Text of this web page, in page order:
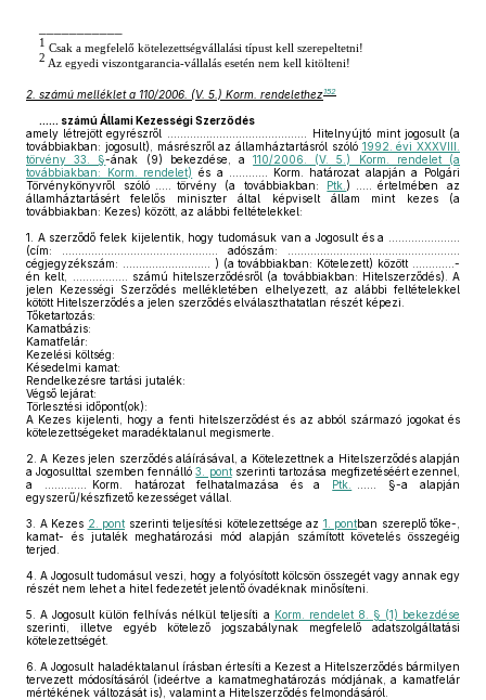
–––––––––––
1 Csak a megfelelő kötelezettségvállalási típust kell szerepeltetni!
2 Az egyedi viszontgarancia-vállalás esetén nem kell kitölteni!
2. számú melléklet a 110/2006. (V. 5.) Korm. rendelethez152
...... számú Állami Kezességi Szerződés
amely létrejött egyrészről ........................................... Hitelnyújtó mint jogosult (a
továbbiakban: jogosult), másrészről az államháztartásról szóló 1992. évi XXXVIII.
törvény 33. §-ának (9) bekezdése, a110/2006. (V. 5.) Korm. rendelet (a
továbbiakban: Korm. rendelet) és a ............ Korm. határozat alapján a Polgári
Törvénykönyvről szóló ..... törvény (a továbbiakban: Ptk. ) ..... értelmében az
államháztartásért felelős miniszter által képviselt állam mint kezes (a
továbbiakban: Kezes) között, az alábbi feltételekkel:
1.
A szerződő felek kijelentik, hogy tudomásuk van a Jogosult és a ......................
(cím: ................................................ adószám: .....................................................
cégjegyzékszám: ........................... ) (a továbbiakban: Kötelezett) között .............-
én kelt, ................. számú hitelszerződésről (a továbbiakban: Hitelszerződés). A
jelen Kezességi Szerződés mellékletében elhelyezett, az alábbi feltételekkel
kötött Hitelszerződés a jelen szerződés elválaszthatatlan részét képezi.
Tőketartozás:
Kamatbázis:
Kamatfelár:
Kezelési költség:
Késedelmi kamat:
Rendelkezésre tartási jutalék:
Végső lejárat:
Törlesztési időpont(ok):
A Kezes kijelenti, hogy a fenti hitelszerződést és az abból származó jogokat és
kötelezettségeket maradéktalanul megismerte.
2. A Kezes jelen szerződés aláírásával, a Kötelezettnek a Hitelszerződés alapján
a Jogosulttal szemben fennálló3. pontszerinti tartozása megfizetéséért ezennel,
a ............. Korm. határozat felhatalmazása és a Ptk.
...... §-a alapján
egyszerű/készfizető kezességet vállal.
3.
A Kezes 2. pont szerinti teljesítési kötelezettsége az 1. pontban szereplő tőke-,
kamat- és jutalék meghatározási mód alapján számított követelés összegéig
terjed.
4. A Jogosult tudomásul veszi, hogy a folyósított kölcsön összegét vagy annak egy
részét nem lehet a hitel fedezetét jelentő óvadéknak minősíteni.
5.
A Jogosult külön felhívás nélkül teljesíti a Korm. rendelet 8. § (1) bekezdése
szerinti, illetve egyéb kötelező jogszabálynak megfelelő adatszolgáltatási
kötelezettségét.
6. A Jogosult haladéktalanul írásban értesíti a Kezest a Hitelszerződés bármilyen
tervezett módosításáról (ideértve a kamatmeghatározás módjának, a kamatfelár
mértékének változását is), valamint a Hitelszerződés felmondásáról.